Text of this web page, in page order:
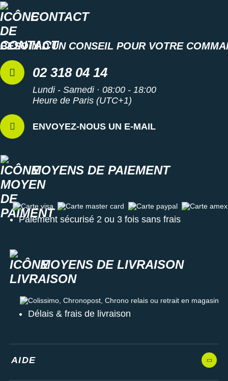
CONTACT
BESOIN D'UN CONSEIL POUR VOTRE
02 318 04 14
Lundi - Samedi · 08:00 - 18:00
Heure de Paris (UTC+1)
ENVOYEZ-NOUS UN E-MAIL
MOYENS DE PAIEMENT
Carte visa Carte master card Carte paypal Carte amex
Paiement sécurisé 2 ou 3 fois sans frais
MOYENS DE LIVRAISON
Colissimo, Chronopost, Chrono relais ou retrait en magasin
Délais & frais de livraison
AIDE